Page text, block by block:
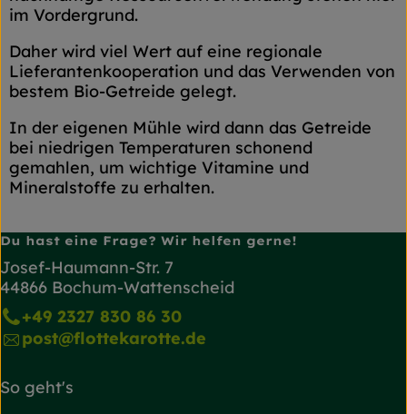
im Vordergrund.
Daher wird viel Wert auf eine regionale
Lieferantenkooperation und das Verwenden von
bestem Bio-Getreide gelegt.
In der eigenen Mühle wird dann das Getreide
bei niedrigen Temperaturen schonend
gemahlen, um wichtige Vitamine und
Mineralstoffe zu erhalten.
Du hast eine Frage? Wir helfen gerne!
Josef-Haumann-Str. 7
44866 Bochum-Wattenscheid
+49 2327 830 86 30
post@flottekarotte.de
So geht's